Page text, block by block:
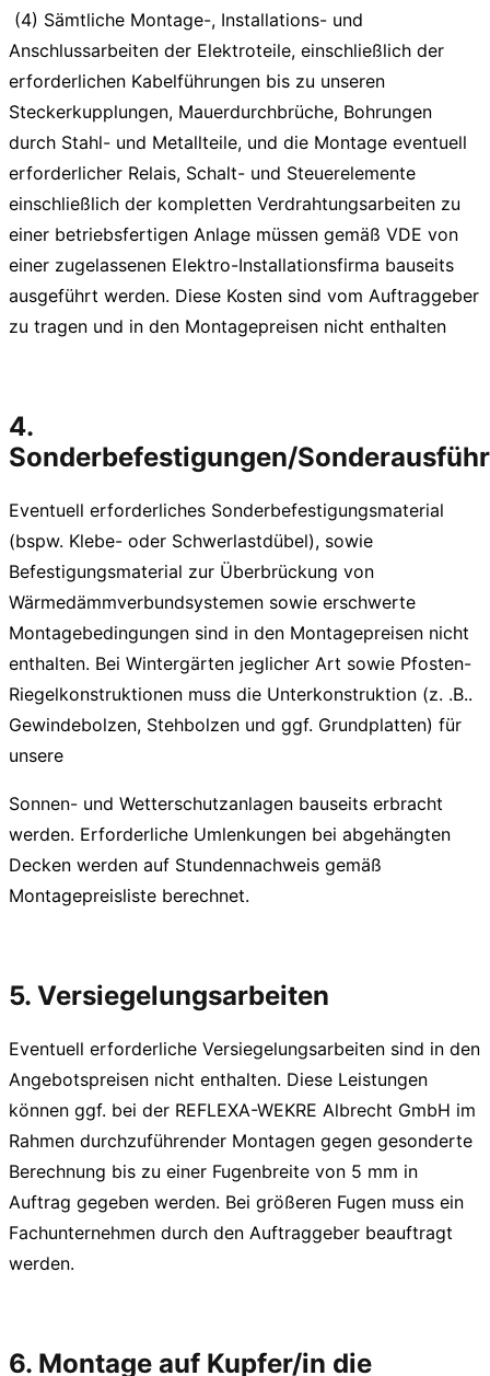
(4) Sämtliche Montage-, Installations- und
Anschlussarbeiten der Elektroteile, einschließlich der
erforderlichen Kabelführungen bis zu unseren
Steckerkupplungen, Mauerdurchbrüche, Bohrungen
durch Stahl- und Metallteile, und die Montage eventuell
erforderlicher Relais, Schalt- und Steuerelemente
einschließlich der kompletten Verdrahtungsarbeiten zu
einer betriebsfertigen Anlage müssen gemäß VDE von
einer zugelassenen Elektro-Installationsfirma bauseits
ausgeführt werden. Diese Kosten sind vom Auftraggeber
zu tragen und in den Montagepreisen nicht enthalten
4.
Sonderbefestigungen/
Eventuell erforderliches Sonderbefestigungsmaterial
(bspw. Klebe- oder Schwerlastdübel), sowie
Befestigungsmaterial zur Überbrückung von
Wärmedämmverbundsystemen sowie erschwerte
Montagebedingungen sind in den Montagepreisen nicht
enthalten. Bei Wintergärten jeglicher Art sowie Pfosten-
Riegelkonstruktionen muss die Unterkonstruktion (z. .B..
Gewindebolzen, Stehbolzen und ggf. Grundplatten) für
unsere
Sonnen- und Wetterschutzanlagen bauseits erbracht
werden. Erforderliche Umlenkungen bei abgehängten
Decken werden auf Stundennachweis gemäß
Montagepreisliste berechnet.
5. Versiegelungsarbeiten
Eventuell erforderliche Versiegelungsarbeiten sind in den
Angebotspreisen nicht enthalten. Diese Leistungen
können ggf. bei der REFLEXA-WEKRE Albrecht GmbH im
Rahmen durchzuführender Montagen gegen gesonderte
Berechnung bis zu einer Fugenbreite von 5 mm in
Auftrag gegeben werden. Bei größeren Fugen muss ein
Fachunternehmen durch den Auftraggeber beauftragt
werden.
6. Montage auf Kupfer/in die